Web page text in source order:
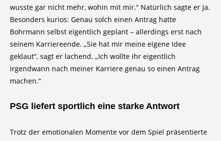
wusste gar nicht mehr, wohin mit mir.“ Natürlich sagte er Ja.
Besonders kurios: Genau solch einen Antrag hatte
Bohrmann selbst eigentlich geplant – allerdings erst nach
seinem Karriereende. „Sie hat mir meine eigene Idee
geklaut“, sagt er lachend. „Ich wollte ihr eigentlich
irgendwann nach meiner Karriere genau so einen Antrag
machen.“
PSG liefert sportlich eine starke Antwort
Trotz der emotionalen Momente vor dem Spiel präsentierte